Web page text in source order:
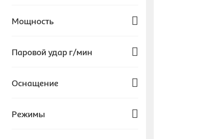
6 и больше
2 - 2.9
Мощность
1500 - 2000
Паровой удар г/мин
101-200
Оснащение
Накладка для деликатных тканей
Режимы